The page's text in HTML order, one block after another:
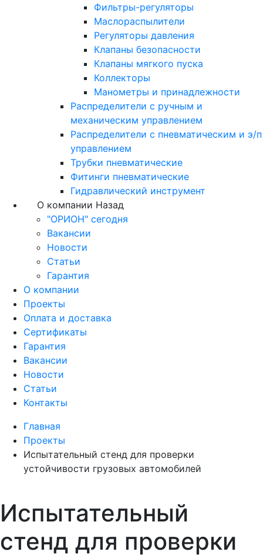
Фильтры-регуляторы
Маслораспылители
Регуляторы давления
Клапаны безопасности
Клапаны мягкого пуска
Коллекторы
Манометры и принадлежности
Распределители с ручным и
механическим управлением
Распределители с пневматическим и э/п
управлением
Трубки пневматические
Фитинги пневматические
Гидравлический инструмент
О компании Назад
"ОРИОН" сегодня
Вакансии
Новости
Статьи
Гарантия
О компании
Проекты
Оплата и доставка
Сертификаты
Гарантия
Вакансии
Новости
Статьи
Контакты
Главная
Проекты
Испытательный стенд для проверки
устойчивости грузовых автомобилей
Испытательный
стенд для проверки